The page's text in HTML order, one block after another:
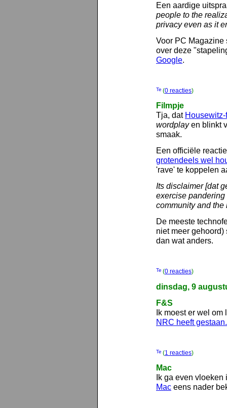
Een aardige
people to the
privacy even as it
Voor PC Magazine
over deze
Google.
(0 reacties)
Filmpje
Tja, dat
wordplayen blinkt
smaak.
Een officiële
grotendeels wel
'rave' te koppelen
Its disclaimer [dat
exercise
community and
De meeste
niet meer
dan wat anders.
(0 reacties)
dinsdag, 9
F&S
Ik moest er wel
NRC heeft
(1 reacties)
Mac
Ik ga even
Mac eens nader